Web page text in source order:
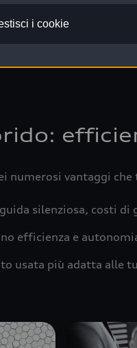
ufficiale Audi
e coperto da
numerosi vantaggi che
silenziosa, costi
efficienza e
usata più adatta alle
i cookie